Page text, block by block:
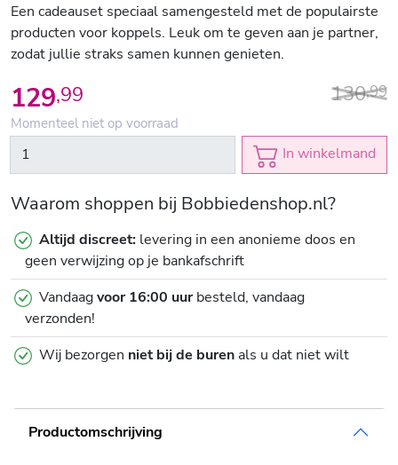
Een cadeauset speciaal samengesteld met de populairste
producten voor koppels. Leuk om te geven aan je partner,
zodat jullie straks samen kunnen genieten.
129,99 130,99
Momenteel niet op voorraad
In winkelmand
Waarom shoppen bij Bobbiedenshop.nl?
Altijd discreet: levering in een anonieme doos en
geen verwijzing op je bankafschrift
Vandaagvoor 16:00 uurbesteld, vandaag
verzonden!
Wij bezorgen niet bij de burenals u dat niet wilt
Productomschrijving